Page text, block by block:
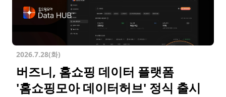
2026.7.28(화)
버즈니, 홈쇼핑 데이터 플랫폼
'홈쇼핑모아 데이터허브' 정식 출시